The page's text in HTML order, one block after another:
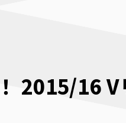
2015/16